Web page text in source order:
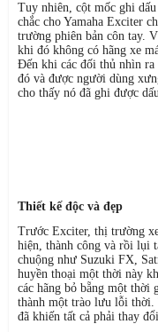
Tuy nhiên, cột mốc ghi
chắc cho Yamaha Exciter
trường phiên bản côn tay.
khi đó không có hãng xe
Đến khi các đối thủ nhìn ra
đó và được người dùng
cho thấy nó đã ghi được
Thiết kế độc và đẹp
Trước Exciter, thị trường
hiện, thành công và rồi lụi
chuộng như Suzuki FX,
huyền thoại một thời này
các hãng bỏ bẵng một thời
thành một trào lưu lỗi thời.
đã khiến tất cả phải thay